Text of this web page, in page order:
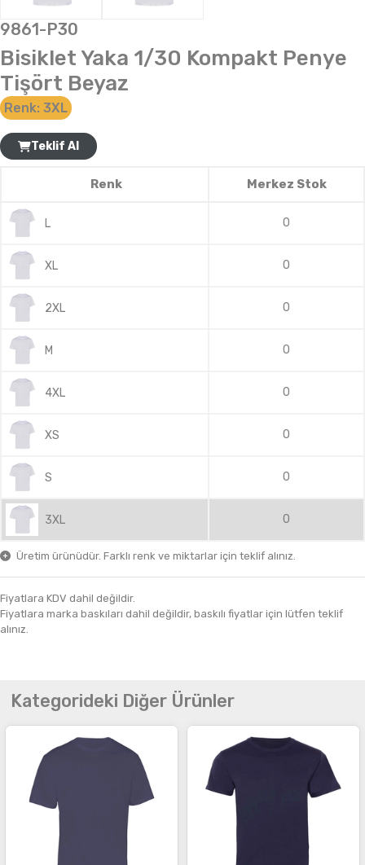
9861-P30
Bisiklet Yaka 1/30 Kompakt Penye
Tişört Beyaz
Renk: 3XL
Teklif Al
Renk Merkez Stok
L 0
XL 0
2XL 0
M 0
4XL 0
XS 0
S 0
3XL 0
Üretim ürünüdür. Farklı renk ve miktarlar için teklif alınız.
Fiyatlara KDV dahil değildir.
Fiyatlara marka baskıları dahil değildir, baskılı fiyatlar için lütfen teklif
alınız.
Kategorideki Diğer Ürünler